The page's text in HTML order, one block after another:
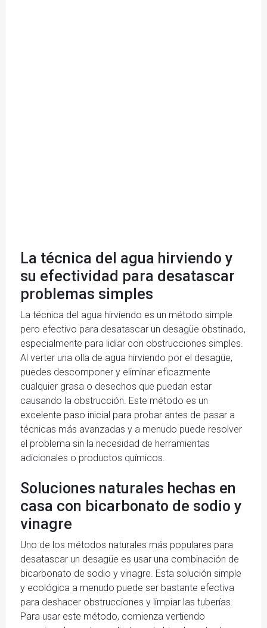
La técnica del agua hirviendo y
su efectividad para desatascar
problemas simples
La técnica del agua hirviendo es un método simple
pero efectivo para desatascar un desagüe obstinado,
especialmente para lidiar con obstrucciones simples.
Al verter una olla de agua hirviendo por el desagüe,
puedes descomponer y eliminar eficazmente
cualquier grasa o desechos que puedan estar
causando la obstrucción. Este método es un
excelente paso inicial para probar antes de pasar a
técnicas más avanzadas y a menudo puede resolver
el problema sin la necesidad de herramientas
adicionales o productos químicos.
Soluciones naturales hechas en
casa con bicarbonato de sodio y
vinagre
Uno de los métodos naturales más populares para
desatascar un desagüe es usar una combinación de
bicarbonato de sodio y vinagre. Esta solución simple
y ecológica a menudo puede ser bastante efectiva
para deshacer obstrucciones y limpiar las tuberías.
Para usar este método, comienza vertiendo